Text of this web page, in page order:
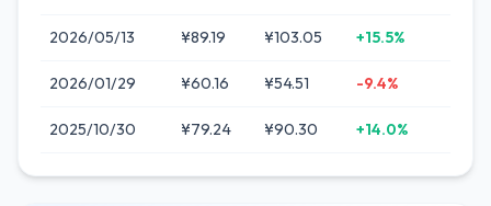
2026/05/13 ¥89.19 ¥103.05 +15.5%
2026/01/29 ¥60.16 ¥54.51 -9.4%
2025/10/30 ¥79.24 ¥90.30 +14.0%